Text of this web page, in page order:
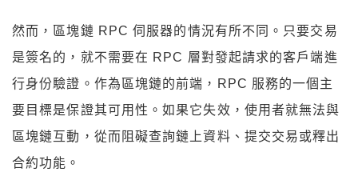
然而，區塊鏈 RPC 伺服器的情況有所不同。只要交易
是簽名的，就不需要在 RPC 層對發起請求的客戶端進
行身份驗證。作為區塊鏈的前端，RPC 服務的一個主
要目標是保證其可用性。如果它失效，使用者就無法與
區塊鏈互動，從而阻礙查詢鏈上資料、提交交易或釋出
合約功能。